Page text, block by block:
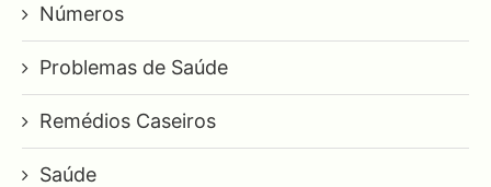
Números
Problemas de Saúde
Remédios Caseiros
Saúde